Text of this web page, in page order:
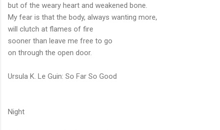
but of the weary heart and weakened bone.
My fear is that the body, always wanting more,
will clutch at flames of fire
sooner than leave me free to go
on through the open door.
Ursula K. Le Guin: So Far So Good
Night